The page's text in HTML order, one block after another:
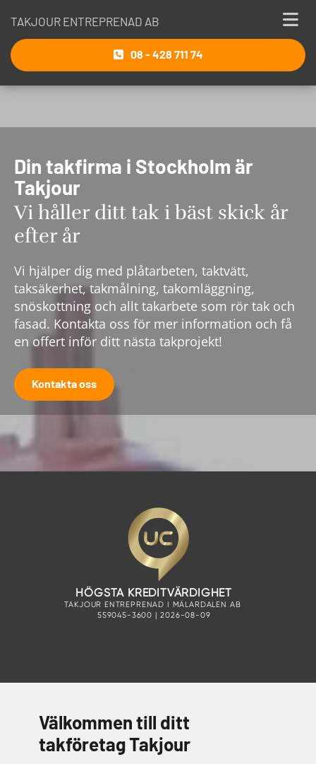
TAKJOUR ENTREPRENAD AB
08 - 428 711 74
Din takfirma i Stockholm är
Takjour
Vi håller ditt tak i bäst skick år
efter år
Vi hjälper dig med plåtarbeten, taktvätt,
taksäkerhet, takmålning, takomläggning,
snöskottning och allt takarbete som rör tak och
fasad. Kontakta oss för mer information och få
en offert inför ditt nästa takprojekt!
Kontakta oss
Välkommen till ditt
takföretag Takjour